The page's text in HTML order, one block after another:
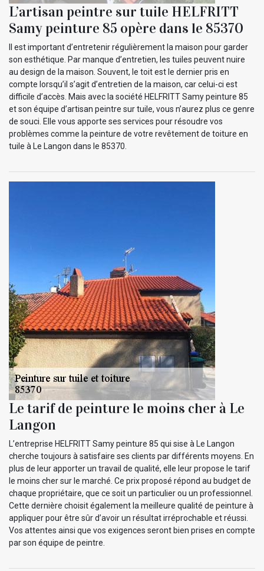
L’artisan peintre sur tuile HELFRITT
Samy peinture 85 opère dans le 85370
Il est important d’entretenir régulièrement la maison pour garder
son esthétique. Par manque d’entretien, les tuiles peuvent nuire
au design de la maison. Souvent, le toit est le dernier pris en
compte lorsqu’il s’agit d’entretien de la maison, car celui-ci est
difficile d’accès. Mais avec la société HELFRITT Samy peinture 85
et son équipe d’artisan peintre sur tuile, vous n’aurez plus ce genre
de souci. Elle vous apporte ses services pour résoudre vos
problèmes comme la peinture de votre revêtement de toiture en
tuile à Le Langon dans le 85370.
Le tarif de peinture le moins cher à Le
Langon
L’entreprise HELFRITT Samy peinture 85 qui sise à Le Langon
cherche toujours à satisfaire ses clients par différents moyens. En
plus de leur apporter un travail de qualité, elle leur propose le tarif
le moins cher sur le marché. Ce prix proposé répond au budget de
chaque propriétaire, que ce soit un particulier ou un professionnel.
Cette dernière choisit également la meilleure qualité de peinture à
appliquer pour être sûr d’avoir un résultat irréprochable et réussi.
Vos attentes ainsi que vos exigences seront bien prises en compte
par son équipe de peintre.